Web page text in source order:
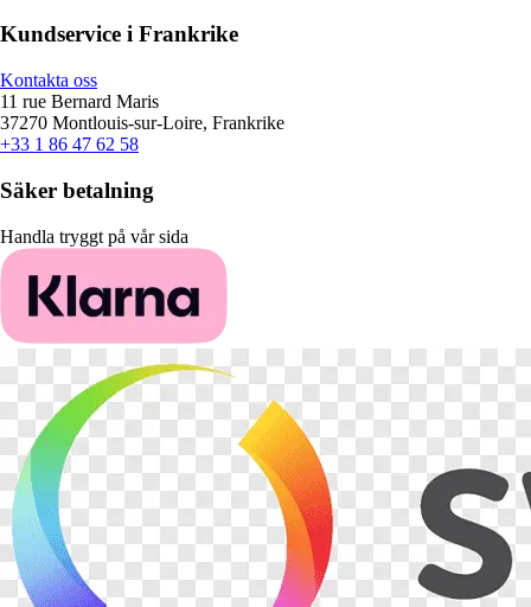
Kundservice i Frankrike
Kontakta oss
11 rue Bernard Maris
37270 Montlouis-sur-Loire, Frankrike
+33 1 86 47 62 58
Säker betalning
Handla tryggt på vår sida